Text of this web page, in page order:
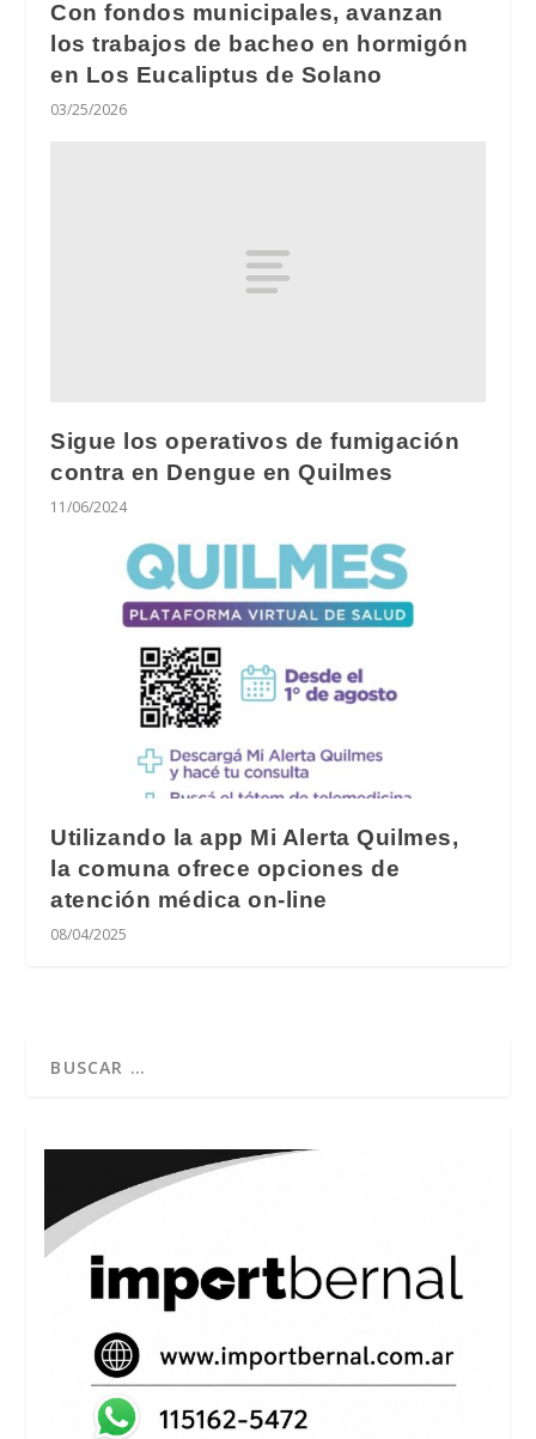
Con fondos municipales, avanzan
los trabajos de bacheo en hormigón
en Los Eucaliptus de Solano
03/25/2026
Sigue los operativos de fumigación
contra en Dengue en Quilmes
11/06/2024
Utilizando la app Mi Alerta Quilmes,
la comuna ofrece opciones de
atención médica on-line
08/04/2025